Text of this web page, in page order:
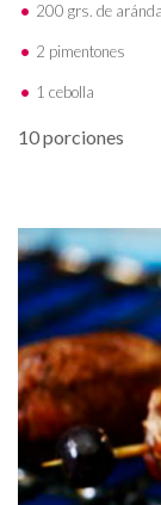
200 grs. de
2 pimentones
1 cebolla
10 porciones